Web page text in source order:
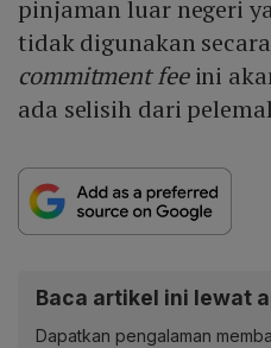
pinjaman luar negeri
tidak digunakan
commitment feeini
ada selisih dari
Baca artikel ini lewat
Dapatkan pengalaman